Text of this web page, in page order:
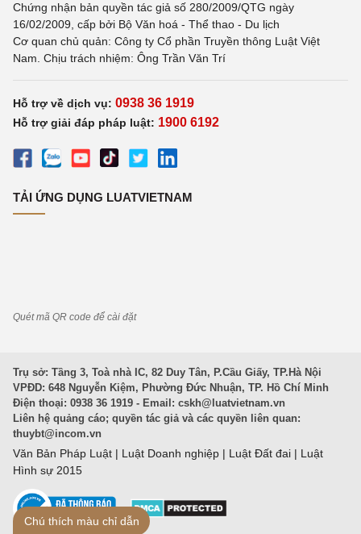
Chứng nhận bản quyền tác giả số 280/2009/QTG ngày
16/02/2009, cấp bởi Bộ Văn hoá - Thể thao - Du lịch
Cơ quan chủ quản: Công ty Cổ phần Truyền thông Luật Việt
Nam. Chịu trách nhiệm: Ông Trần Văn Trí
Hỗ trợ về dịch vụ: 0938 36 1919
Hỗ trợ giải đáp pháp luật: 1900 6192
TẢI ỨNG DỤNG LUATVIETNAM
Quét mã QR code để cài đặt
Trụ sở: Tầng 3, Toà nhà IC, 82 Duy Tân, P.Cầu Giấy, TP.Hà Nội
VPĐD: 648 Nguyễn Kiệm, Phường Đức Nhuận, TP. Hồ Chí Minh
Điện thoại: 0938 36 1919 - Email: cskh@luatvietnam.vn
Liên hệ quảng cáo; quyền tác giả và các quyền liên quan:
thuybt@incom.vn
Văn Bản Pháp Luật | Luật Doanh nghiệp | Luật Đất đai | Luật
Hình sự 2015
Chú thích màu chỉ dẫn